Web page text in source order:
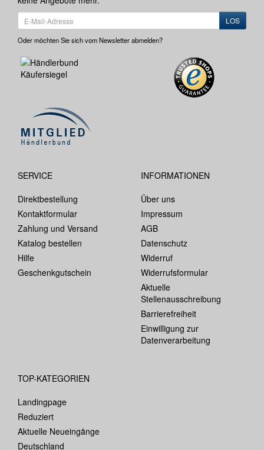
LOS
Oder möchten Sie sich vom Newsletter abmelden?
SERVICE
Direktbestellung
Kontaktformular
Zahlung und Versand
Katalog bestellen
Hilfe
Geschenkgutschein
INFORMATIONEN
Über uns
Impressum
AGB
Datenschutz
Widerruf
Widerrufsformular
Aktuelle
Stellenausschreibung
Barrierefreiheit
Einwilligung zur
Datenverarbeitung
TOP-KATEGORIEN
Landingpage
Reduziert
Aktuelle Neueingänge
Deutschland